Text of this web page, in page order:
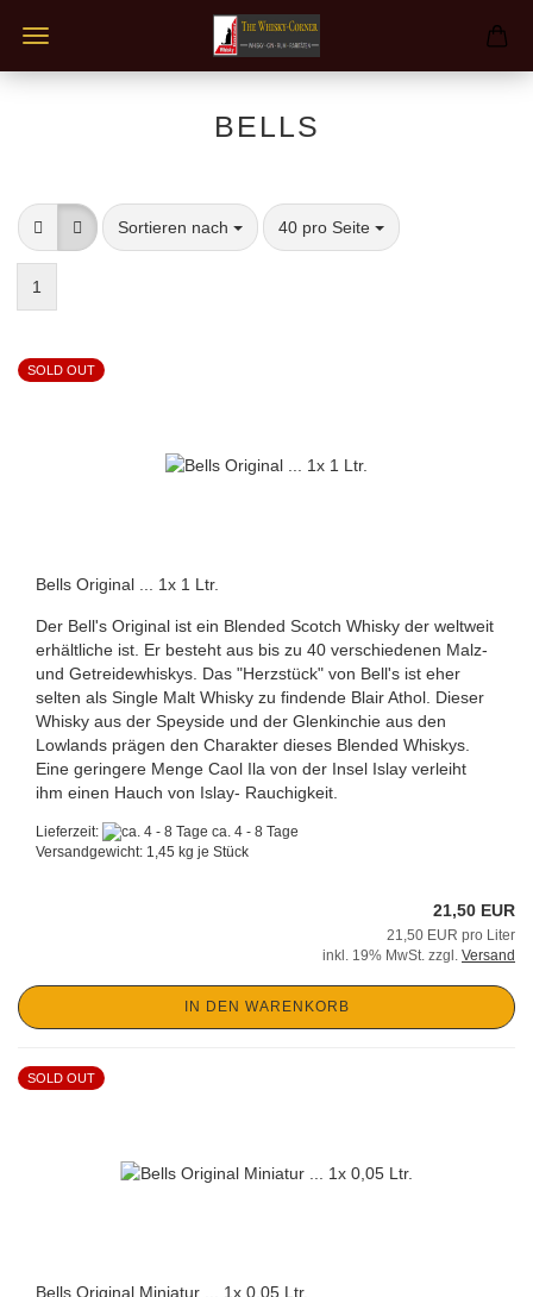
BELLS
Sortieren nach
Sortieren nach 40 pro Seite
pro Seite
1
SOLD OUT
Bells Original ... 1x 1 Ltr.
Der Bell's Original ist ein Blended Scotch Whisky der weltweit
erhältliche ist. Er besteht aus bis zu 40 verschiedenen Malz-
und Getreidewhiskys. Das "Herzstück" von Bell's ist eher
selten als Single Malt Whisky zu findende Blair Athol. Dieser
Whisky aus der Speyside und der Glenkinchie aus den
Lowlands prägen den Charakter dieses Blended Whiskys.
Eine geringere Menge Caol Ila von der Insel Islay verleiht
ihm einen Hauch von Islay- Rauchigkeit.
Lieferzeit:
ca. 4 - 8 Tage
Versandgewicht: 1,45 kg je Stück
21,50 EUR
21,50 EUR pro Liter
inkl. 19% MwSt. zzgl. Versand
IN DEN WARENKORB
SOLD OUT
Bells Original Miniatur ... 1x 0,05 Ltr.